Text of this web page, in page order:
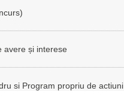
avere și interese
si Program propriu de actiuni